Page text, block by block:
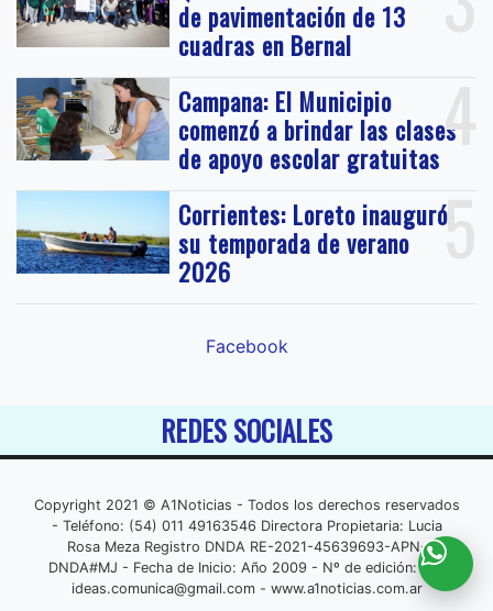
de pavimentación de 13
cuadras en Bernal
4
Campana: El Municipio
comenzó a brindar las clases
de apoyo escolar gratuitas
5
Corrientes: Loreto inauguró
su temporada de verano
2026
Facebook
REDES SOCIALES
Copyright 2021 © A1Noticias - Todos los derechos reservados
- Teléfono: (54) 011 49163546 Directora Propietaria: Lucia
Rosa Meza Registro DNDA RE-2021-45639693-APN-
DNDA#MJ - Fecha de Inicio: Año 2009 - Nº de edición: 001
ideas.comunica@gmail.com- www.a1noticias.com.ar